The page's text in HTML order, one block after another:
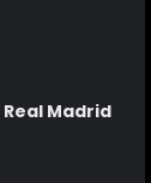
Madrid